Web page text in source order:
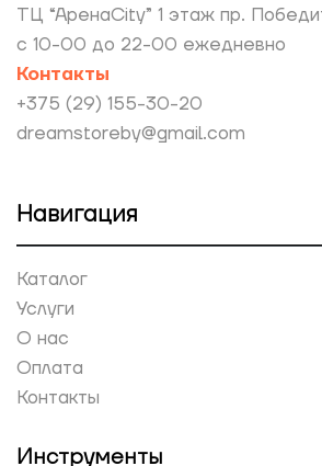
ТЦ “АренаCity” 1 этаж пр.
с 10-00 до 22-00 ежедневно
Контакты
+375 (29) 155-30-20
dreamstoreby@gmail.com
Навигация
Каталог
Услуги
О нас
Оплата
Контакты
Инструменты